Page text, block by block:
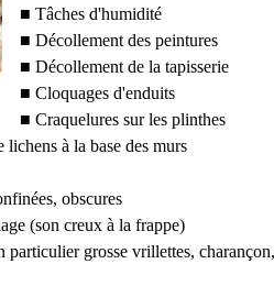
■ Tâches d'humidité
■ Décollement des peintures
■ Décollement de la tapisserie
■ Cloquages d'enduits
■ Craquelures sur les plinthes
lichens à la base des murs
obscures
(son creux à la frappe)
particulier grosse vrillettes,